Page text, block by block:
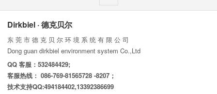
Dirkbiel · 德克贝尔
东 莞 市 德 克 贝 尔 环 境 系 统 有 限 公 司
Dong guan dirkbiel environment system Co.,Ltd
QQ 客服：532484429;
客服热线： 086-769-81565728 -8207；
技术支持QQ:494184402,13392386699